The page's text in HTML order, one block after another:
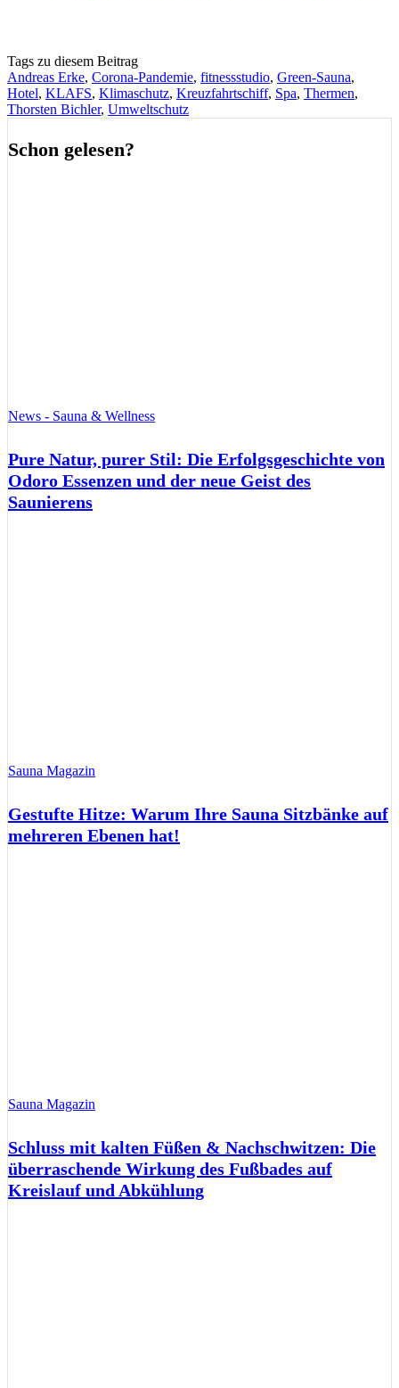
Tags zu diesem Beitrag
Andreas Erke, Corona-Pandemie, fitnessstudio, Green-Sauna,
Hotel, KLAFS, Klimaschutz, Kreuzfahrtschiff, Spa, Thermen,
Thorsten Bichler, Umweltschutz
Schon gelesen?
News - Sauna & Wellness
Pure Natur, purer Stil: Die Erfolgsgeschichte von
Odoro Essenzen und der neue Geist des
Saunierens
Sauna Magazin
Gestufte Hitze: Warum Ihre Sauna Sitzbänke auf
mehreren Ebenen hat!
Sauna Magazin
Schluss mit kalten Füßen & Nachschwitzen: Die
überraschende Wirkung des Fußbades auf
Kreislauf und Abkühlung